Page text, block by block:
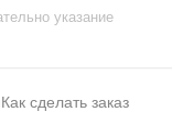
указание
Как сделать заказ